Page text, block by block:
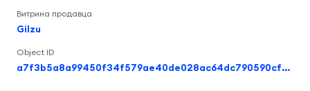
Витрина продавца
Gilzu
Object ID
a7f3b5a8a99450f34f579ae40de028ac64dc790590cfd62df144ceb5e5d252bf